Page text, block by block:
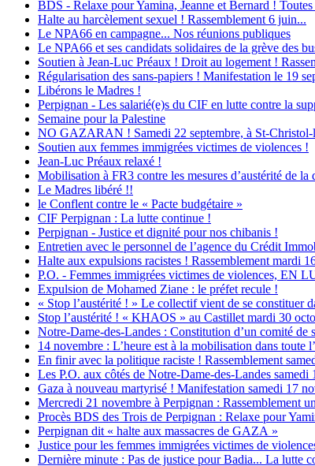
BDS - Relaxe pour Yamina, Jeanne et Bernard !
Halte au harcèlement sexuel ! Rassemblement 6 juin...
Le NPA66 en campagne... Nos réunions publiques
Le NPA66 et ses candidats solidaires de la grève des
Soutien à Jean-Luc Préaux ! Droit au logement !
Régularisation des sans-papiers ! Manifestation le 19
Libérons le Madres !
Perpignan - Les salarié(e)s du CIF en lutte contre la
Semaine pour la Palestine
NO GAZARAN ! Samedi 22 septembre, à St-
Soutien aux femmes immigrées victimes de violences !
Jean-Luc Préaux relaxé !
Mobilisation à FR3 contre les mesures d’austérité de
Le Madres libéré !!
le Conflent contre le « Pacte budgétaire »
CIF Perpignan : La lutte continue !
Perpignan - Justice et dignité pour nos chibanis !
Entretien avec le personnel de l’agence du Crédit
Halte aux expulsions racistes ! Rassemblement mardi
P.O. - Femmes immigrées victimes de violences, EN
Expulsion de Mohamed Ziane : le préfet recule !
« Stop l’austérité ! » Le collectif vient de se constituer
Stop l’austérité ! « KHAOS » au Castillet mardi 30
Notre-Dame-des-Landes : Constitution d’un comité de
14 novembre : L’heure est à la mobilisation dans toute
En finir avec la politique raciste ! Rassemblement
Les P.O. aux côtés de Notre-Dame-des-Landes samedi
Gaza à nouveau martyrisé ! Manifestation samedi 17
Mercredi 21 novembre à Perpignan : Rassemblement
Procès BDS des Trois de Perpignan : Relaxe pour
Perpignan dit « halte aux massacres de GAZA »
Justice pour les femmes immigrées victimes de
Dernière minute : Pas de justice pour Badia... La lutte